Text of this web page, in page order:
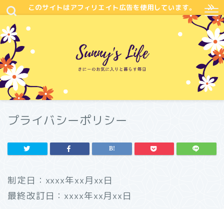
このサイトはアフィリエイト広告を使用しています。
プライバシーポリシー
制定日：xxxx年xx月xx日
最終改訂日：xxxx年xx月xx日